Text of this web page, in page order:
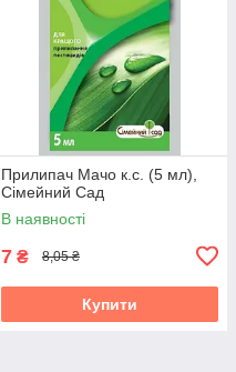
Прилипач Мачо к.с. (5 мл),
Сімейний Сад
В наявності
7 ₴ 8,05 ₴
Купити